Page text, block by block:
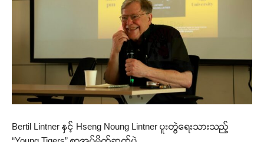
Bertil Lintner နှင့် Hseng Noung Lintner ပူးတွဲရေးသားသည့်